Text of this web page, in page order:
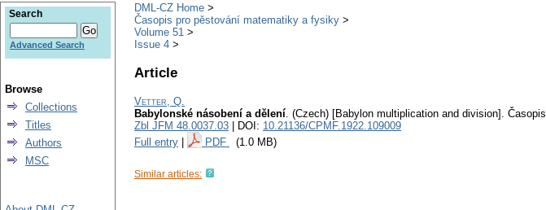
DML-CZ Home
Časopis pro pěstování matematiky a fysiky
Volume 51
Issue 4
Article
Vetter, Q.
Babylonské násobení a dělení. (Czech) [Babylon multiplication and division].
Zbl JFM 48.0037.03 | DOI: 10.21136/CPMF.1922.109009
Full entry
PDF (1.0 MB)
Similar articles:
Search
Advanced Search
Browse
Collections
Titles
Authors
MSC